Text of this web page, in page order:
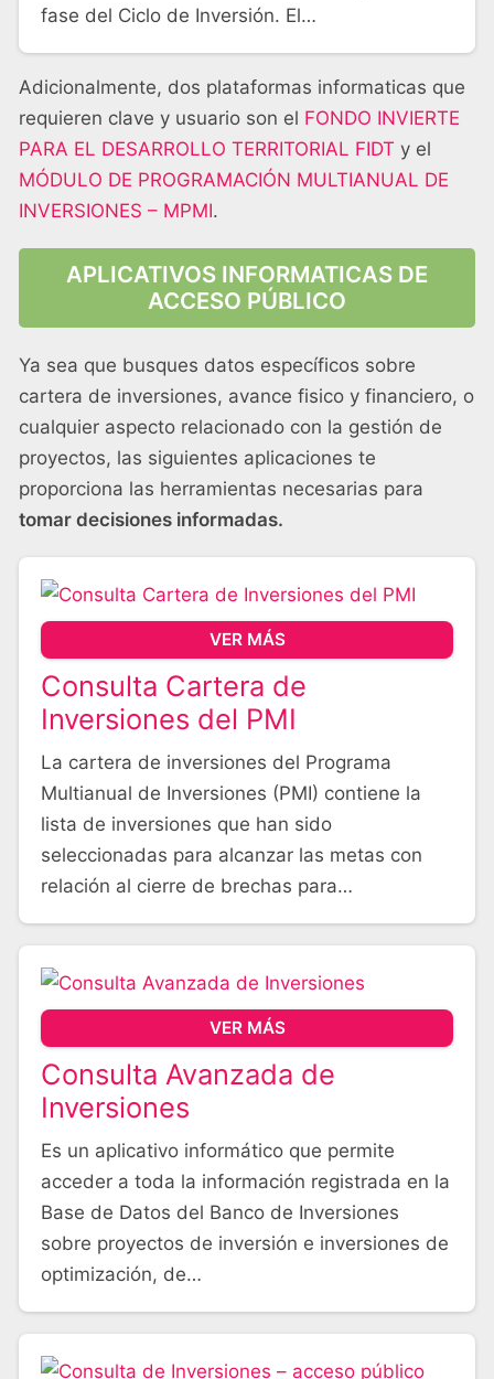
fase del Ciclo de Inversión. El…
Adicionalmente, dos plataformas informaticas que
requieren clave y usuario son el FONDO INVIERTE
PARA EL DESARROLLO TERRITORIAL FIDT y el
MÓDULO DE PROGRAMACIÓN MULTIANUAL DE
INVERSIONES – MPMI.
APLICATIVOS INFORMATICAS DE
ACCESO PÚBLICO
Ya sea que busques datos específicos sobre
cartera de inversiones, avance fisico y financiero, o
cualquier aspecto relacionado con la gestión de
proyectos, las siguientes aplicaciones te
proporciona las herramientas necesarias para
tomar decisiones informadas.
VER MÁS
Consulta Cartera de
Inversiones del PMI
La cartera de inversiones del Programa
Multianual de Inversiones (PMI) contiene la
lista de inversiones que han sido
seleccionadas para alcanzar las metas con
relación al cierre de brechas para…
VER MÁS
Consulta Avanzada de
Inversiones
Es un aplicativo informático que permite
acceder a toda la información registrada en la
Base de Datos del Banco de Inversiones
sobre proyectos de inversión e inversiones de
optimización, de…